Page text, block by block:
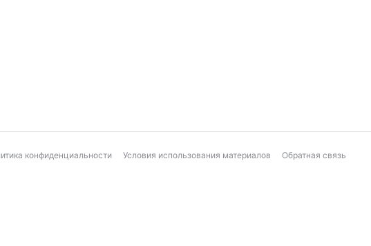
конфиденциальности Условия использования материалов Обратная связь